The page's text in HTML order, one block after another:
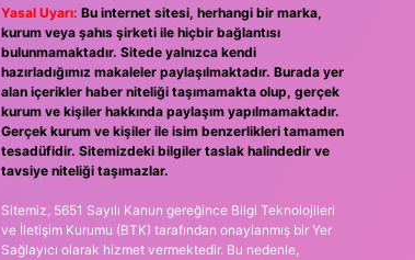
Yasal Uyarı: Bu internet sitesi, herhangi bir marka,
kurum veya şahıs şirketi ile hiçbir bağlantısı
bulunmamaktadır. Sitede yalnızca kendi
hazırladığımız makaleler paylaşılmaktadır. Burada yer
alan içerikler haber niteliği taşımamakta olup, gerçek
kurum ve kişiler hakkında paylaşım yapılmamaktadır.
Gerçek kurum ve kişiler ile isim benzerlikleri tamamen
tesadüfidir. Sitemizdeki bilgiler taslak halindedir ve
tavsiye niteliği taşımazlar.
Sitemiz, 5651 Sayılı Kanun gereğince Bilgi Teknolojileri
ve İletişim Kurumu (BTK) tarafından onaylanmış bir Yer
Sağlayıcı olarak hizmet vermektedir. Bu nedenle,